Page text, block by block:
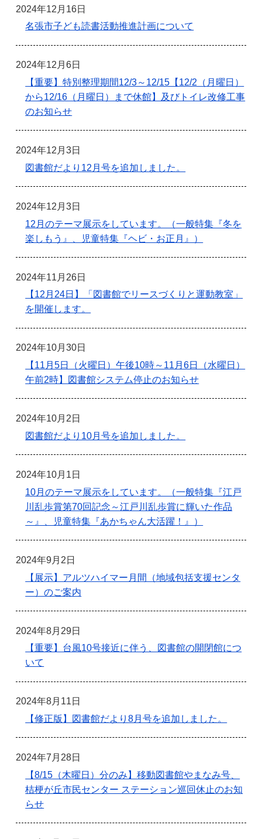
2024年12月16日
名張市子ども読書活動推進計画について
2024年12月6日
【重要】特別整理期間12/3～12/15【12/2（月曜日）
から12/16（月曜日）まで休館】及びトイレ改修工事
のお知らせ
2024年12月3日
図書館だより12月号を追加しました。
2024年12月3日
12月のテーマ展示をしています。（一般特集『冬を
楽しもう』、児童特集『ヘビ・お正月』）
2024年11月26日
【12月24日】「図書館でリースづくりと運動教室」
を開催します。
2024年10月30日
【11月5日（火曜日）午後10時～11月6日（水曜日）
午前2時】図書館システム停止のお知らせ
2024年10月2日
図書館だより10月号を追加しました。
2024年10月1日
10月のテーマ展示をしています。（一般特集『江戸
川乱歩賞第70回記念～江戸川乱歩賞に輝いた作品
～』、児童特集『あかちゃん大活躍！』）
2024年9月2日
【展示】アルツハイマー月間（地域包括支援センタ
ー）のご案内
2024年8月29日
【重要】台風10号接近に伴う、図書館の開閉館につ
いて
2024年8月11日
【修正版】図書館だより8月号を追加しました。
2024年7月28日
【8/15（木曜日）分のみ】移動図書館やまなみ号、
桔梗が丘市民センター ステーション巡回休止のお知
らせ